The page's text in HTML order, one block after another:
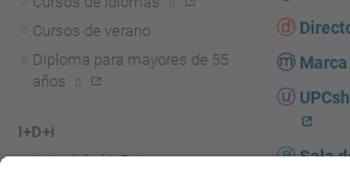
Cursos de verano
Diploma para mayores de 55
años
I+D+i
Actualidad I+D+I
Sala